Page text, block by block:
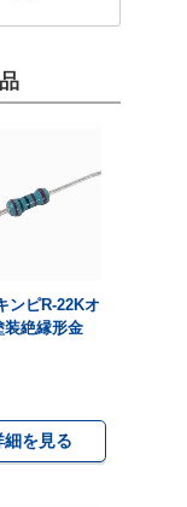
ンピR-22Kオ
装絶縁形金
細を見る